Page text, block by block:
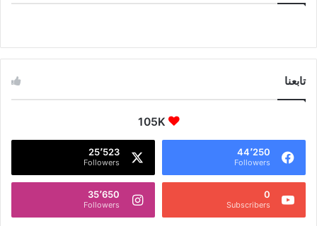
تابعنا
105K
44٬250
Followers
25٬523
Followers
0
Subscribers
35٬650
Followers